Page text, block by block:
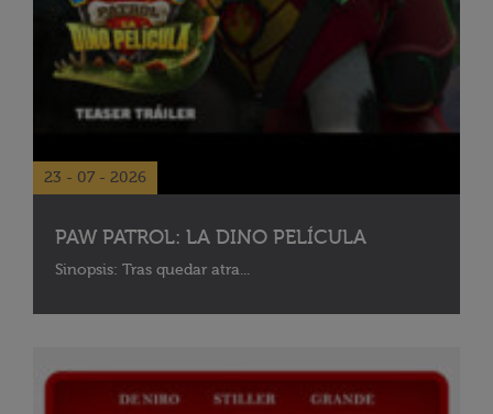
23 - 07 - 2026
PAW PATROL: LA DINO PELÍCULA
Sinopsis: Tras quedar atra...